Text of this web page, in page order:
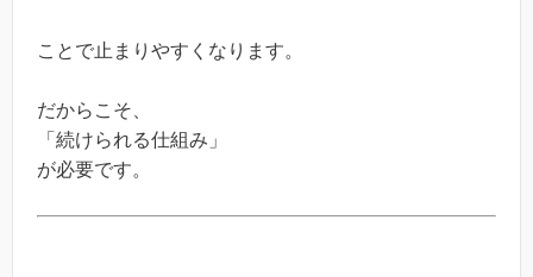
ことで止まりやすくなります。
だからこそ、
「続けられる仕組み」
が必要です。